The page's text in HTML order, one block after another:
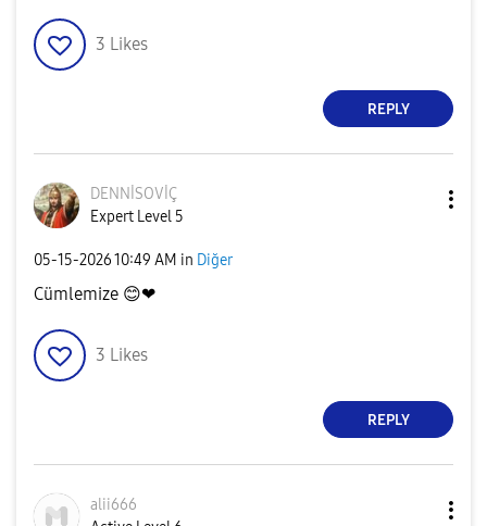
3 Likes
REPLY
DENNİSOVİÇ
Expert Level 5
‎05-15-202610:49 AM in Diğer
Cümlemize 😊❤
3 Likes
REPLY
alii666